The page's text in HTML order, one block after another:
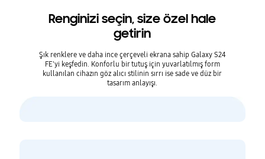
Renginizi seçin, size özel hale
getirin
Şık renklere ve daha ince çerçeveli ekrana sahip Galaxy S24
FE'yi keşfedin. Konforlu bir tutuş için yuvarlatılmış form
kullanılan cihazın göz alıcı stilinin sırrı ise sade ve düz bir
tasarım anlayışı.